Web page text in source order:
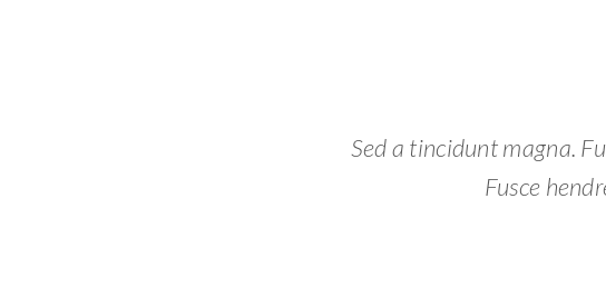
Sed a tincidunt magna.
Fusce